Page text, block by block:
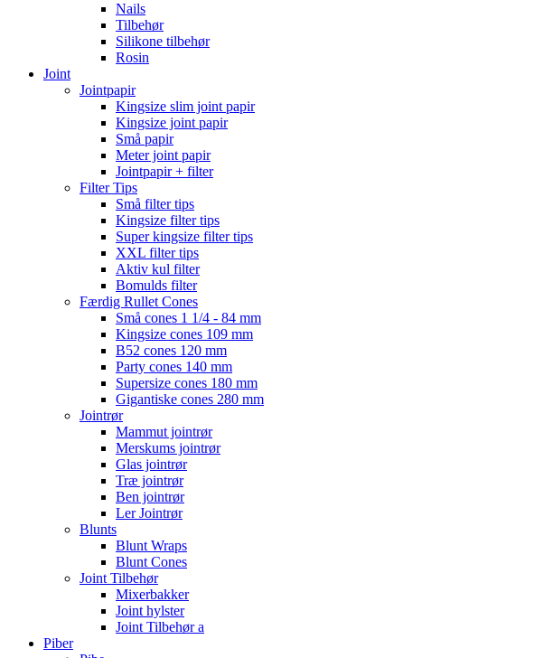
Nails
Tilbehør
Silikone tilbehør
Rosin
Joint
Jointpapir
Kingsize slim joint papir
Kingsize joint papir
Små papir
Meter joint papir
Jointpapir + filter
Filter Tips
Små filter tips
Kingsize filter tips
Super kingsize filter tips
XXL filter tips
Aktiv kul filter
Bomulds filter
Færdig Rullet Cones
Små cones 1 1/4 - 84 mm
Kingsize cones 109 mm
B52 cones 120 mm
Party cones 140 mm
Supersize cones 180 mm
Gigantiske cones 280 mm
Jointrør
Mammut jointrør
Merskums jointrør
Glas jointrør
Træ jointrør
Ben jointrør
Ler Jointrør
Blunts
Blunt Wraps
Blunt Cones
Joint Tilbehør
Mixerbakker
Joint hylster
Joint Tilbehør a
Piber